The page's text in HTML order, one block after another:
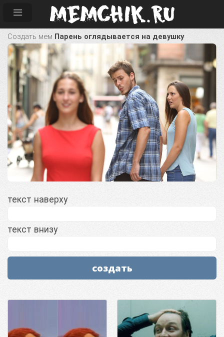
Создать мем Парень оглядывается на девушку
текст наверху
текст внизу